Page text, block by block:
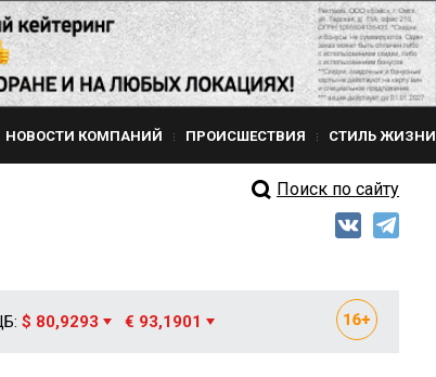
НОВОСТИ КОМПАНИЙ ПРОИСШЕСТВИЯ СТИЛЬ ЖИЗНИ
Поиск по сайту
$ 80,9293 € 93,1901